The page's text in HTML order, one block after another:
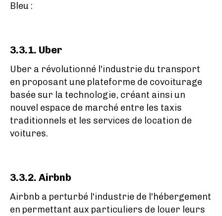
Bleu :
3.3.1. Uber
Uber a révolutionné l'industrie du transport
en proposant une plateforme de covoiturage
basée sur la technologie, créant ainsi un
nouvel espace de marché entre les taxis
traditionnels et les services de location de
voitures.
3.3.2. Airbnb
Airbnb a perturbé l'industrie de l'hébergement
en permettant aux particuliers de louer leurs